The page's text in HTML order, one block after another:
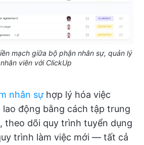
mạch giữa bộ phận nhân sự, quản lý
viên với ClickUp
nhân sựhợp lý hóa việc
lao động bằng cách tập trung
theo dõi quy trình tuyển dụng
trình làm việc mới — tất cả